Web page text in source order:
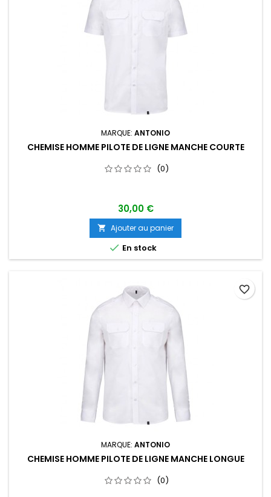
MARQUE: ANTONIO
CHEMISE HOMME PILOTE DE LIGNE MANCHE COURTE
(0)
30,00 €
 Ajouter au panier
 En stock
MARQUE: ANTONIO
CHEMISE HOMME PILOTE DE LIGNE MANCHE LONGUE
(0)
favorite_border